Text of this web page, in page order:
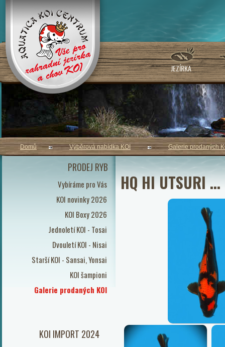
JEZÍRKA
PRODEJ RYB
Vybíráme pro Vás
KOI novinky 2026
KOI Boxy 2026
Jednoletí KOI - Tosai
Dvouletí KOI - Nisai
Starší KOI - Sansai, Yonsai
KOI šampioni
Galerie prodaných KOI
KOI IMPORT 2024
Domů Výběrová nabídka KOI Galerie prodaných
HQ